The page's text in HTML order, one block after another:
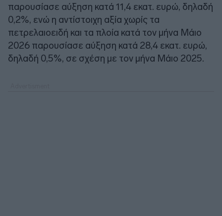
παρουσίασε αύξηση κατά 11,4 εκατ. ευρώ, δηλαδή
0,2%, ενώ η αντίστοιχη αξία χωρίς τα
πετρελαιοειδή και τα πλοία κατά τον μήνα Μάιο
2026 παρουσίασε αύξηση κατά 28,4 εκατ. ευρώ,
δηλαδή 0,5%, σε σχέση με τον μήνα Μάιο 2025.